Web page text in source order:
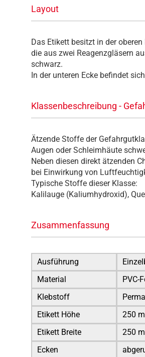
Layout
Das Etikett besitzt in der
die aus zwei Reagenzgläsern
schwarz.
In der unteren Ecke befindet
Klassenbeschreibung -
Ätzende Stoffe der
Augen oder Schleimhäute
Neben diesen direkt ätzenden
bei Einwirkung von
Typische Stoffe dieser Klasse:
Kalilauge (Kaliumhydroxid),
Zusammenfassung
Ausführung
Material
PVC-
Klebstoff
Etikett Höhe
250
Etikett Breite
250
Ecken